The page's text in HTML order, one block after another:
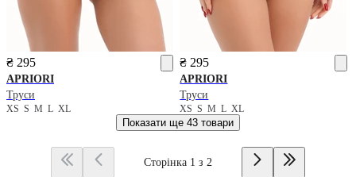
₴ 295
APRIORI
Труси
XS S M L XL
₴ 295
APRIORI
Труси
XSSMLXL
Показати ще 43 товари
Сторінка 1 з 2